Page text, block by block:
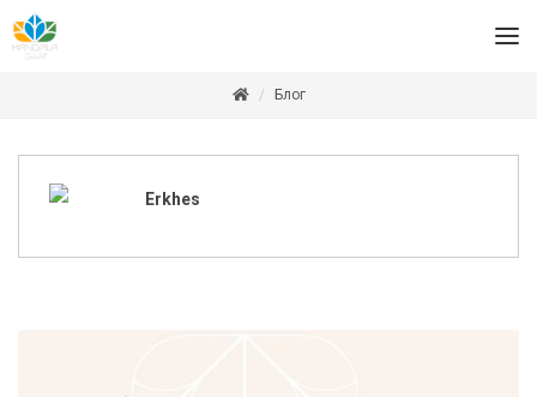
Блог
Erkhes